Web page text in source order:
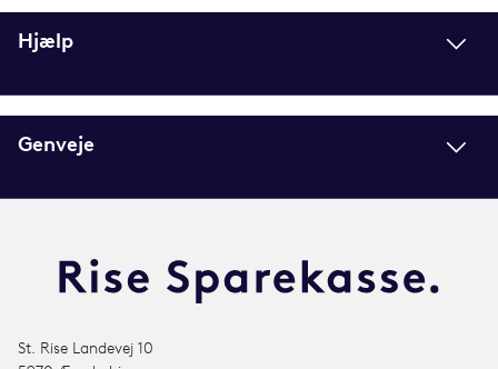
Hjælp
Genveje
St. Rise Landevej 10